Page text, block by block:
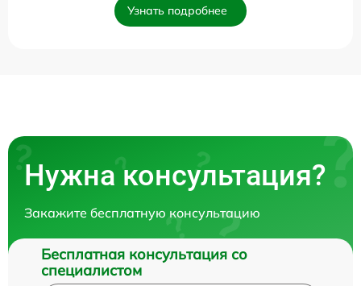
Узнать подробнее
Нужна консультация?
Закажите бесплатную консультацию
Бесплатная консультация со
специалистом